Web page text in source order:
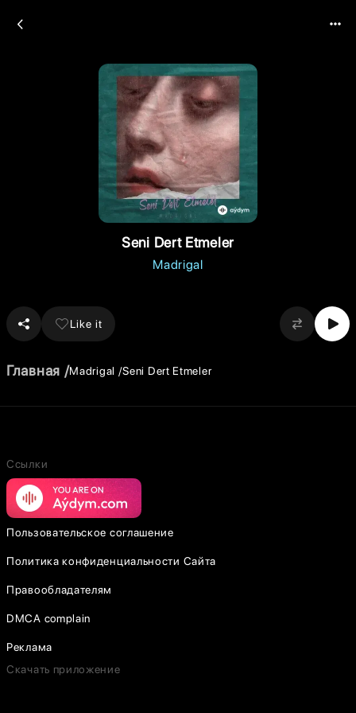
Seni Dert Etmeler
Madrigal
Like it
Главная Madrigal Seni Dert Etmeler
Ссылки
Пользовательское соглашение
Политика конфиденциальности Сайта
Правообладателям
DMCA complain
Реклама
Скачать приложение